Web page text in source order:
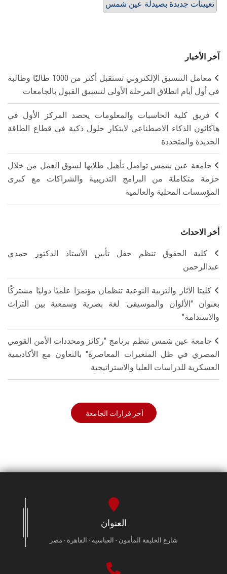
تعيينات جديدة بصيدلة عين شمس
آخر الأخبار
معامل التنسيق الإلكتروني تستقبل أكثر من 1000 طالبًا وطالبة
في أول أيام انطلاق المرحلة الأولى لتنسيق القبول بالجامعات
فريق كلية الحاسبات والمعلومات يحصد المركز الأول في
هاكاثون الذكاء الاصطناعي لابتكار حلول ذكية في قطاع الطاقة
الجديدة والمتجددة
جامعة عين شمس تواصل تأهيل طلابها لسوق العمل من خلال
حزمة متكاملة من البرامج التدريبية والشراكات مع كبرى
المؤسسات المحلية والعالمية
أخر الاحداث
كلية الحقوق تنظم حفل تأبين الأستاذ الدكتور حمدي
عبدالرحمن
كليتا الآثار والتربية النوعية تنظمان مؤتمرًا علميًا دوليًا مشتركًا
بعنوان "الألوان والموسيقى: لغة بصرية وسمعية بين التراث
والاستدامة"
جامعة عين شمس تنظم برنامج "ركائز ومحددات الأمن القومي
المصري في ظل المتغيرات المعاصرة" بالتعاون مع الأكاديمية
العسكرية للدراسات العليا والاستراتيجية
أخر قرارات الجامعة
العنوان
شارع الخليفة المأمون - العباسية - القاهرة - مصر